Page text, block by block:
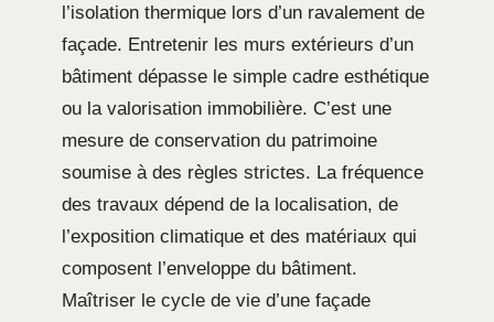
l’isolation thermique lors d’un ravalement de
façade. Entretenir les murs extérieurs d’un
bâtiment dépasse le simple cadre esthétique
ou la valorisation immobilière. C’est une
mesure de conservation du patrimoine
soumise à des règles strictes. La fréquence
des travaux dépend de la localisation, de
l’exposition climatique et des matériaux qui
composent l’enveloppe du bâtiment.
Maîtriser le cycle de vie d’une façade